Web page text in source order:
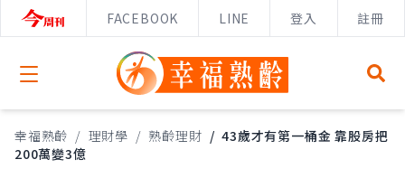
FACEBOOK LINE 登入 註冊
Open menu
幸福熟齡 / 理財學 / 熟齡理財 / 43歲才有第一桶金 靠股房把
200萬變3億